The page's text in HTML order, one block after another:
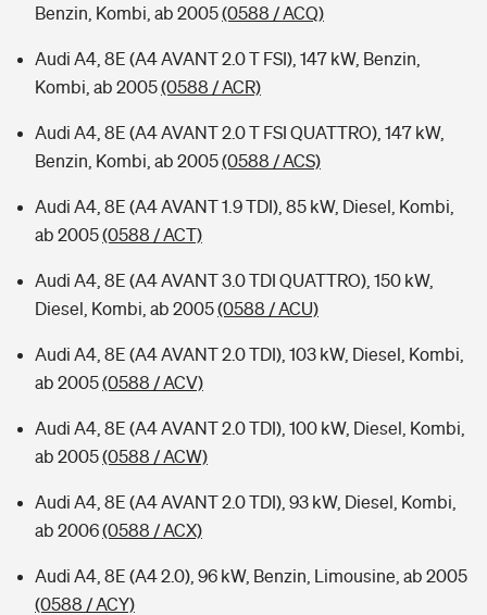
Benzin, Kombi, ab 2005(0588 / ACQ)
Audi A4, 8E (A4 AVANT 2.0 T FSI), 147 kW, Benzin,
Kombi, ab 2005(0588 / ACR)
Audi A4, 8E (A4 AVANT 2.0 T FSI QUATTRO), 147 kW,
Benzin, Kombi, ab 2005(0588 / ACS)
Audi A4, 8E (A4 AVANT 1.9 TDI), 85 kW, Diesel, Kombi,
ab 2005(0588 / ACT)
Audi A4, 8E (A4 AVANT 3.0 TDI QUATTRO), 150 kW,
Diesel, Kombi, ab 2005(0588 / ACU)
Audi A4, 8E (A4 AVANT 2.0 TDI), 103 kW, Diesel, Kombi,
ab 2005(0588 / ACV)
Audi A4, 8E (A4 AVANT 2.0 TDI), 100 kW, Diesel, Kombi,
ab 2005(0588 / ACW)
Audi A4, 8E (A4 AVANT 2.0 TDI), 93 kW, Diesel, Kombi,
ab 2006(0588 / ACX)
Audi A4, 8E (A4 2.0), 96 kW, Benzin, Limousine, ab 2005
(0588 / ACY)